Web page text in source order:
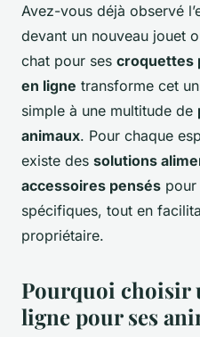
Avez-vous déjà observé
devant un nouveau jouet
chat pour ses croquettes
en ligne transforme cet
simple à une multitude de
animaux. Pour chaque
existe des solutions
accessoires pensés pour
spécifiques, tout en
propriétaire.
Pourquoi choisir
ligne pour ses